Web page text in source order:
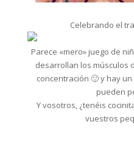
Celebrando el
Parece «mero» juego de
desarrollan los músculos
concentración 🙂 y hay
pueden
Y vosotros, ¿tenéis
vuestros